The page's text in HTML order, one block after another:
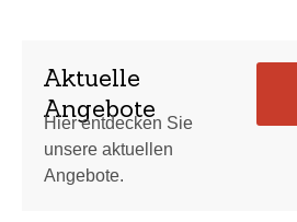
Aktuelle
Angebote
Hier entdecken Sie
unsere aktuellen
Angebote.